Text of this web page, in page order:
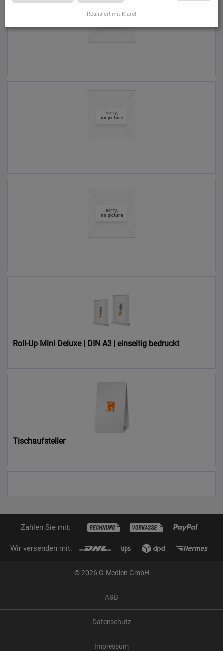
Tischaufsteller
Roll-Up Mini Deluxe | DIN A3 | einseitig bedruckt
Zahlen Sie mit:
Wir versenden mit:
© 2026 G-Medien GmbH
AGB
Datenschutz
Impressum
Realisiert mit Klaro!